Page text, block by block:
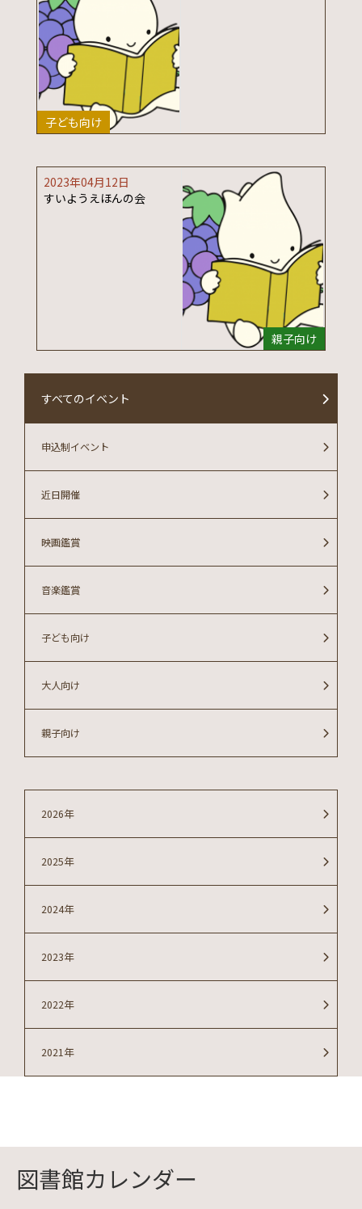
子ども向け
親子向け
2023年04月12日
すいようえほんの会
すべてのイベント
親子向け
大人向け
子ども向け
音楽鑑賞
映画鑑賞
近日開催
申込制イベント
2026年
2025年
2024年
2023年
2022年
2021年
図書館カレンダー